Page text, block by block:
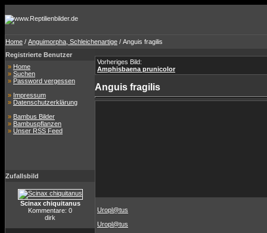
Home / Anguimorpha, Schleichenartige / Anguis fragilis
Registrierte Benutzer
» Home
» Suchen
» Password vergessen
» Impressum
» Datenschutzerklärung
» Bambus Bilder
» Bambuspflanzen
» Unser RSS Feed
Zufallsbild
Scinax chiquitanus
Kommentare: 0
dirk
Vorheriges Bild:
Amphisbaena prunicolor
Anguis fragilis
Uropl@tus
Uropl@tus